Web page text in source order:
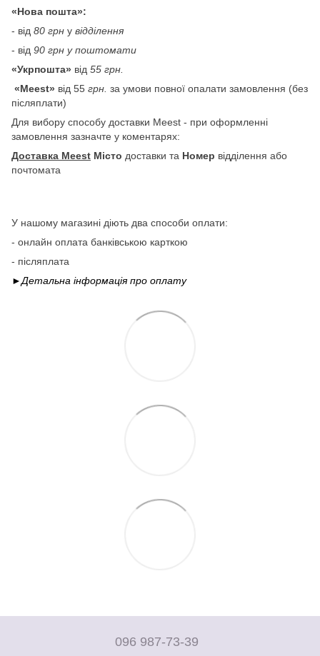
«Нова пошта»:
- від 80 грн у відділення
- від 90 грн у поштомати
«Укрпошта» від 55 грн.
«Meest» від 55 грн. за умови повної опалати замовлення (без
післяплати)
Для вибору способу доставки Meest - при оформленні
замовлення зазначте у коментарях:
Доставка Meest Місто доставки та Номер відділення або
почтомата
У нашому магазині діють два способи оплати:
- онлайн оплата банківською карткою
- післяплата
►Детальна інформація про оплату
096 987-73-39